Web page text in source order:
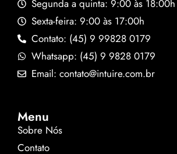
Segunda a quinta: 9:00 às 18:00h
Sexta-feira: 9:00 às 17:00h
Contato: (45) 9 99828 0179
Whatsapp: (45) 9 9828 0179
Email: contato@intuire.com.br
Menu
Sobre Nós
Contato